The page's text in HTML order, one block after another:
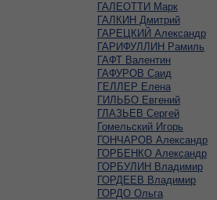
ГАЛЕОТТИ Марк
ГАЛКИН Дмитрий
ГАРЕЦКИЙ Александр
ГАРИФУЛЛИН Рамиль
ГАФТ Валентин
ГАФУРОВ Саид
ГЕЛЛЕР Елена
ГИЛЬБО Евгений
ГЛАЗЬЕВ Сергей
Гомельский Игорь
ГОНЧАРОВ Александр
ГОРБЕНКО Александр
ГОРБУЛИН Владимир
ГОРДЕЕВ Владимир
ГОРДО Ольга